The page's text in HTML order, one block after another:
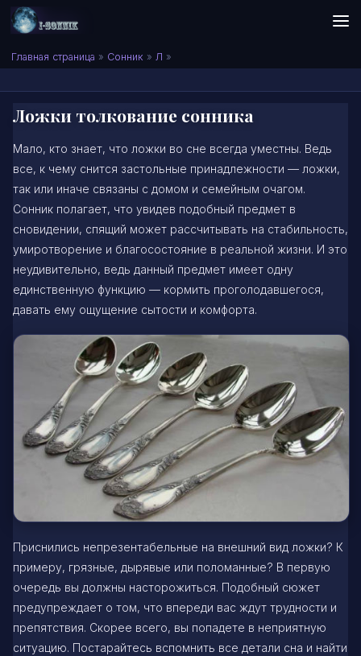
Skip to content
Сонник I-SONNIK.COM
Главная страница » Сонник » Л »
Ложки толкование сонника
Мало, кто знает, что ложки во сне всегда уместны. Ведь
все, к чему снится застольные принадлежности — ложки,
так или иначе связаны с домом и семейным очагом.
Сонник полагает, что увидев подобный предмет в
сновидении, спящий может рассчитывать на стабильность,
умиротворение и благосостояние в реальной жизни. И это
неудивительно, ведь данный предмет имеет одну
единственную функцию — кормить проголодавшегося,
давать ему ощущение сытости и комфорта.
Приснились непрезентабельные на внешний вид ложки? К
примеру, грязные, дырявые или поломанные? В первую
очередь вы должны насторожиться. Подобный сюжет
предупреждает о том, что впереди вас ждут трудности и
препятствия. Скорее всего, вы попадете в неприятную
ситуацию. Постарайтесь вспомнить все детали сна и найти